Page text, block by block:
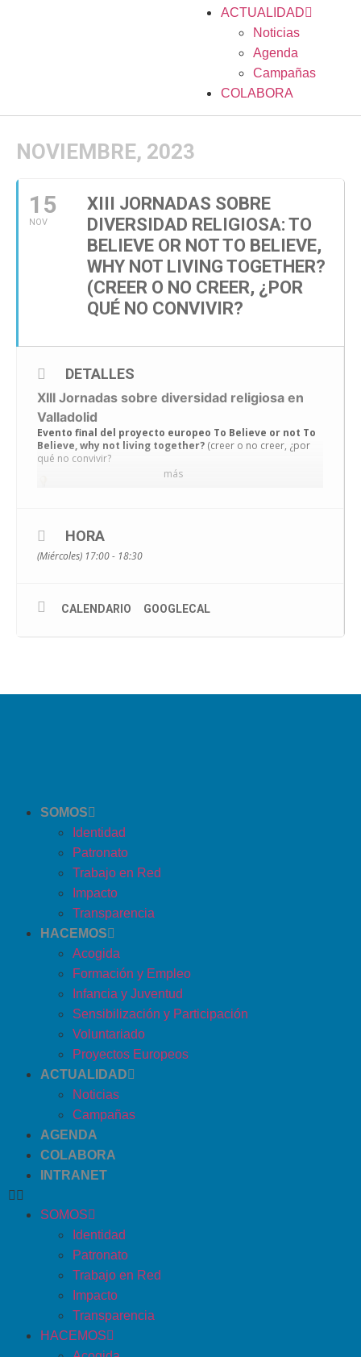
ACTUALIDAD
Noticias
Agenda
Campañas
COLABORA
NOVIEMBRE, 2023
15
NOV
XIII JORNADAS SOBRE
DIVERSIDAD RELIGIOSA: TO
BELIEVE OR NOT TO BELIEVE,
WHY NOT LIVING TOGETHER?
(CREER O NO CREER, ¿POR
QUÉ NO CONVIVIR?
más
DETALLES
XIII Jornadas sobre diversidad religiosa en
Valladolid
Evento final del proyecto europeo To Believe or not To
Believe, why not living together? (creer o no creer, ¿por
qué no convivir?
nuevos métodos de acercarse al diálogo y la diversidad de
HORA
(Miércoles) 17:00 - 18:30
CALENDARIO GOOGLECAL
SOMOS
Identidad
Patronato
Trabajo en Red
Impacto
Transparencia
HACEMOS
Acogida
Formación y Empleo
Infancia y Juventud
Sensibilización y Participación
Voluntariado
Proyectos Europeos
ACTUALIDAD
Noticias
Campañas
AGENDA
COLABORA
INTRANET
SOMOS
Identidad
Patronato
Trabajo en Red
Impacto
Transparencia
HACEMOS